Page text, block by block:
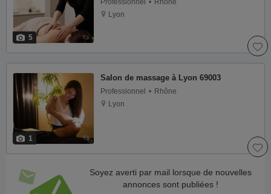
5
Lyon
1
Salon de massage à Lyon 69003
Professionnel
Rhône
Lyon
Soyez averti par mail lorsque de nouvelles
annonces sont publiées !